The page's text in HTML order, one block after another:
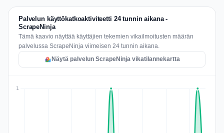
Palvelun käyttökatkoaktiviteetti 24 tunnin aikana -
ScrapeNinja
Tämä kaavio näyttää käyttäjien tekemien vikailmoitusten määrän
palvelussa ScrapeNinja viimeisen 24 tunnin aikana.
Näytä palvelun ScrapeNinja vikatilannekartta